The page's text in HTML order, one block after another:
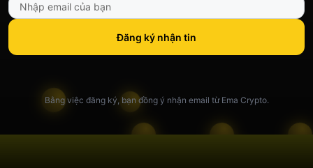
Đăng ký nhận tin
Bằng việc đăng ký, bạn đồng ý nhận email từ Ema Crypto.